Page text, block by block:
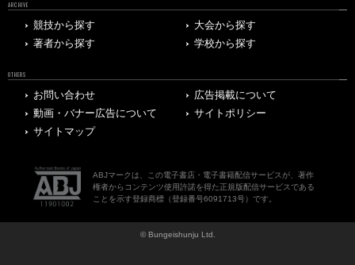
ARCHIVE
競技から探す
大会から探す
著者から探す
学校から探す
OTHERS
お問い合わせ
広告掲載について
動画・バナー広告について
サイトポリシー
サイトマップ
ABJマークは、この電子書店・電子書籍配信サービスが、著作
権者からコンテンツ使用許諾を得た正規版配信サービスである
ことを示す登録商標（登録番号6091713号）です。
© Bungeishunju Ltd.